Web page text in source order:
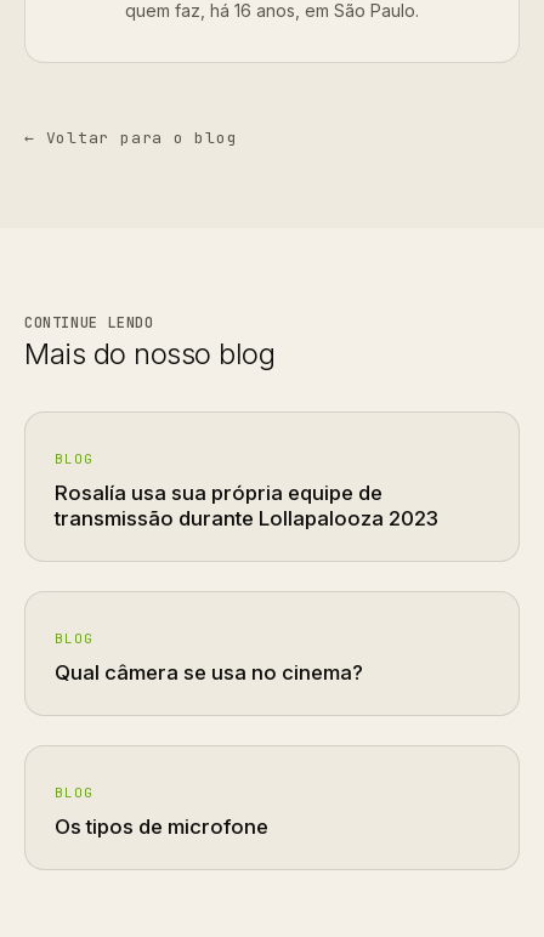
quem faz, há 16 anos, em São Paulo.
← Voltar para o blog
CONTINUE LENDO
Mais do nosso blog
BLOG
Rosalía usa sua própria equipe de
transmissão durante Lollapalooza 2023
BLOG
Qual câmera se usa no cinema?
BLOG
Os tipos de microfone